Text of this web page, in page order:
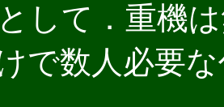
して．重機
で数人必要な